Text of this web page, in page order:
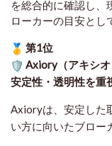
を総合的に確認し、
ローカーの目安とし
第1位
Axiory（アキシオ
安定性・透明性を重
Axioryは、安定した
い方に向いたブロー